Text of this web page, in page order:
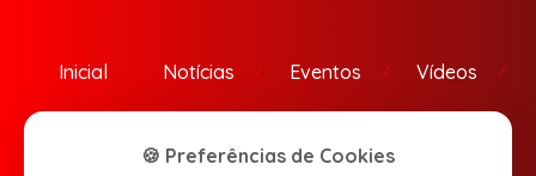
Inicial Notícias Eventos Vídeos
🍪 Preferências de Cookies